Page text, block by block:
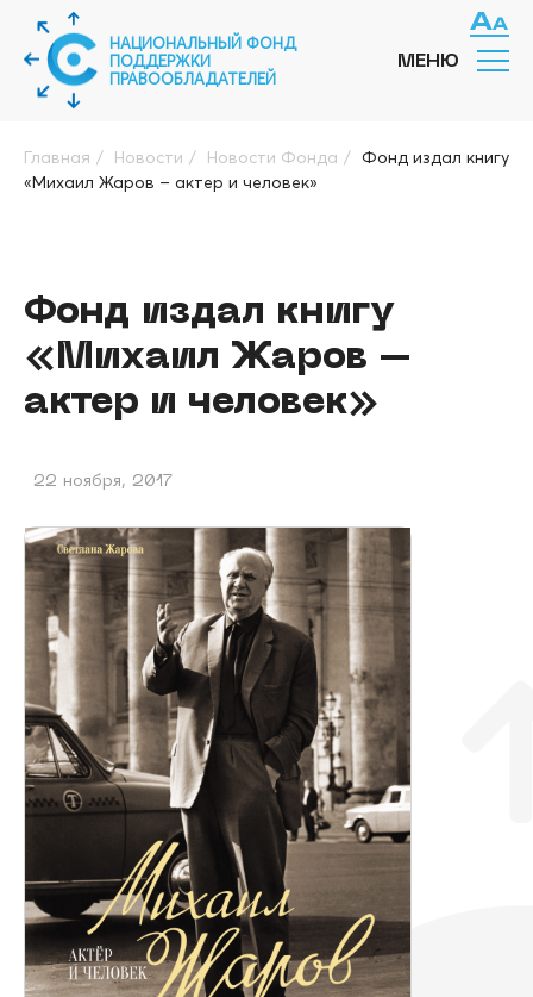
НАЦИОНАЛЬНЫЙ ФОНД
ПОДДЕРЖКИ
ПРАВООБЛАДАТЕЛЕЙ
МЕНЮ
Главная / Новости / Новости Фонда / Фонд издал книгу
«Михаил Жаров – актер и человек»
Фонд издал книгу
«Михаил Жаров –
актер и человек»
22 ноября, 2017